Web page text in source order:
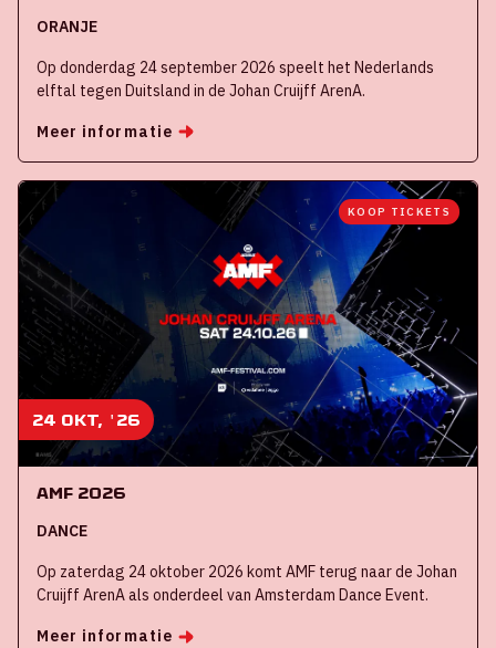
ORANJE
Op donderdag 24 september 2026 speelt het Nederlands
elftal tegen Duitsland in de Johan Cruijff ArenA.
Meer informatie
24 okt, '26
KOOP TICKETS
AMF 2026
DANCE
Op zaterdag 24 oktober 2026 komt AMF terug naar de Johan
Cruijff ArenA als onderdeel van Amsterdam Dance Event.
Meer informatie